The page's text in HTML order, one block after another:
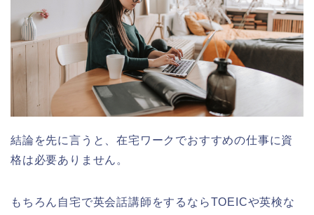
結論を先に言うと、在宅ワークでおすすめの仕事に資
格は必要ありません。
もちろん自宅で英会話講師をするならTOEICや英検な